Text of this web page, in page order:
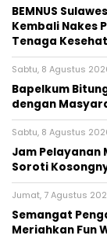
BEMNUS
Kembali Nakes
Tenaga
Sabtu, 8 Agustus
Bapelkum
dengan
Sabtu, 8 Agustus
Jam Pelayanan
Soroti
Jumat, 7 Agustus
Semangat
Meriahkan Fun